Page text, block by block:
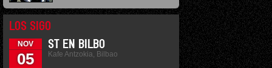
LOS SIGO
NOV
05
ST EN BILBO
Kafe Antzokia, Bilbao